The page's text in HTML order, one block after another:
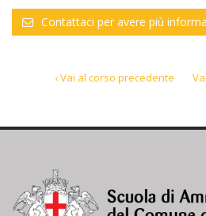
Contattaci per avere più
‹ Vai al corso precedente